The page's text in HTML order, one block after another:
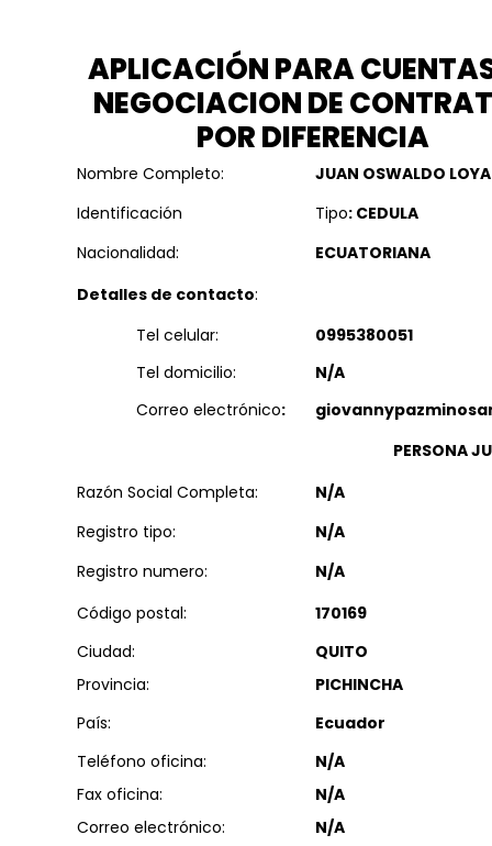
APLICACIÓN PARA
NEGOCIACION DE
POR DIFERENCIA
Nombre Completo:
JUAN OSWALDO
Identificación
Tipo: CEDULA
Nacionalidad:
ECUATORIANA
Detalles de contacto:
Tel celular:
0995380051
Tel domicilio:
N/A
Correo electrónico:
PERSONA
Razón Social Completa:
N/A
Registro tipo:
N/A
Registro numero:
N/A
Código postal:
170169
Ciudad:
QUITO
Provincia:
PICHINCHA
País:
Ecuador
Teléfono oficina:
N/A
Fax oficina:
N/A
Correo electrónico:
N/A